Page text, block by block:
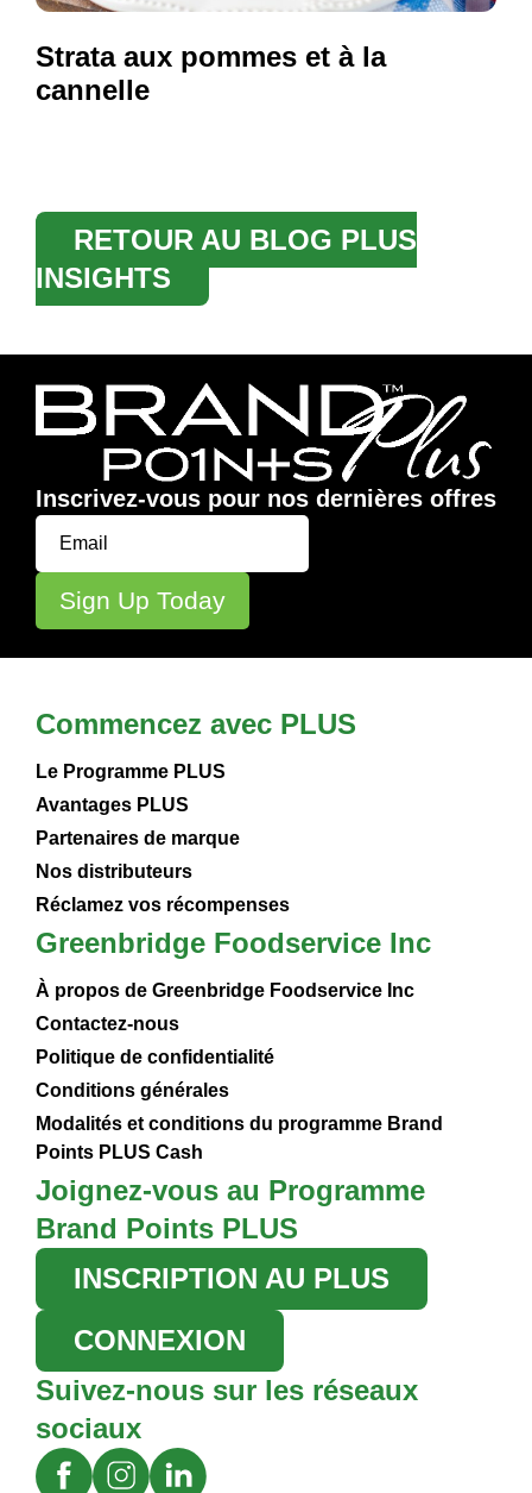
Strata aux pommes et à la
cannelle
RETOUR AU BLOG PLUS
INSIGHTS
Inscrivez-vous pour nos dernières offres
Commencez avec PLUS
Le Programme PLUS
Avantages PLUS
Partenaires de marque
Nos distributeurs
Réclamez vos récompenses
Greenbridge Foodservice Inc
À propos de Greenbridge Foodservice Inc
Contactez-nous
Politique de confidentialité
Conditions générales
Modalités et conditions du programme Brand
Points PLUS Cash
Joignez-vous au Programme
Brand Points PLUS
INSCRIPTION AU PLUS
CONNEXION
Suivez-nous sur les réseaux
sociaux